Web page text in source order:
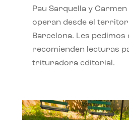
Pau Sarquella y
operan desde el
Barcelona. Les pedimos
recomienden lecturas
trituradora editorial.